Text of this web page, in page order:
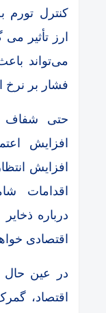
کنترل تورم
ارز تأثیر
می‌تواند
فشار بر نرخ
حتی شفاف
افزایش
افزایش
اقدامات
درباره
اقتصادی
در عین حال
اقتصاد،